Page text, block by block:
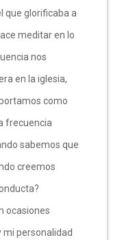
que glorificaba a
meditar en lo
nos
en la iglesia,
como
frecuencia
sabemos que
creemos
ocasiones
mi personalidad